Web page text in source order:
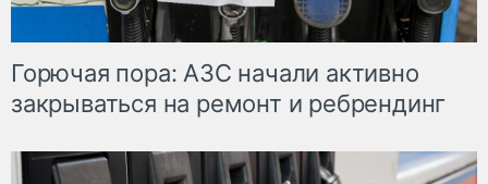
Горючая пора: АЗС начали активно
закрываться на ремонт и ребрендинг